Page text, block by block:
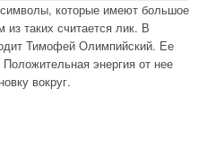
которые имеют большое
таких считается лик. В
Тимофей Олимпийский. Ее
энергия от нее
вокруг.